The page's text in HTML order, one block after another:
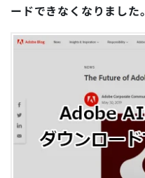
ードできなくなりました。